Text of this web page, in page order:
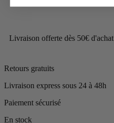
Livraison offerte dès 50€ d'achat
Retours gratuits
Livraison express sous 24 à 48h
Paiement sécurisé
En stock